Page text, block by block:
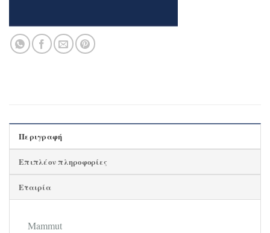
Περιγραφή
Επιπλέον πληροφορίες
Εταιρία
Mammut